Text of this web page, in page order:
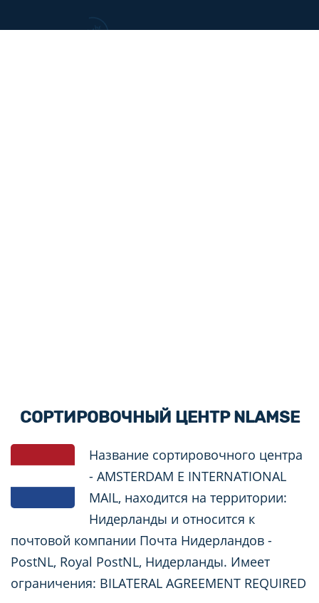
СОРТИРОВОЧНЫЙ ЦЕНТР NLAMSE
Название сортировочного центра
- AMSTERDAM E INTERNATIONAL
MAIL, находится на территории:
Нидерланды и относится к
почтовой компании Почта Нидерландов -
PostNL, Royal PostNL, Нидерланды. Имеет
ограничения: BILATERAL AGREEMENT REQUIRED